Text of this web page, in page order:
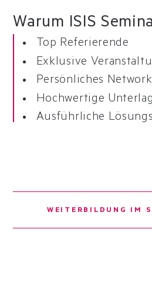
Warum ISIS
Top Referierende
Exklusive
Persönliches
Hochwertige
Ausführliche
WEITERBILDUNG IM